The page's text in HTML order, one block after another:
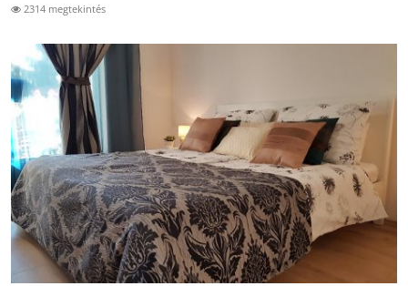
2314 megtekintés